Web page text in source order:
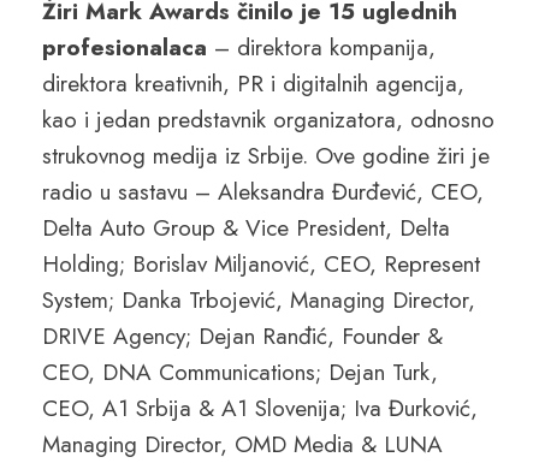
Žiri Mark Awards činilo je 15 uglednih
profesionalaca – direktora kompanija,
direktora kreativnih, PR i digitalnih agencija,
kao i jedan predstavnik organizatora, odnosno
strukovnog medija iz Srbije. Ove godine žiri je
radio u sastavu – Aleksandra Đurđević, CEO,
Delta Auto Group & Vice President, Delta
Holding; Borislav Miljanović, CEO, Represent
System; Danka Trbojević, Managing Director,
DRIVE Agency; Dejan Ranđić, Founder &
CEO, DNA Communications; Dejan Turk,
CEO, A1 Srbija & A1 Slovenija; Iva Đurković,
Managing Director, OMD Media & LUNA